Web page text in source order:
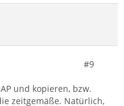
#9
und kopieren, bzw.
zeitgemäße. Natürlich,